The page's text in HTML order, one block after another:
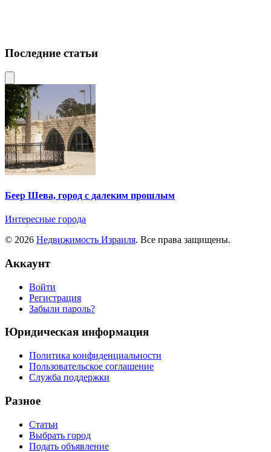
Последние статьи
Беер Шева, город с далеким прошлым
Интересные города
© 2026 Недвижимость Израиля. Все права защищены.
Аккаунт
Войти
Регистрация
Забыли пароль?
Юридическая информация
Политика конфиденциальности
Пользовательское соглашение
Служба поддержки
Разное
Статьи
Выбрать город
Подать объявление